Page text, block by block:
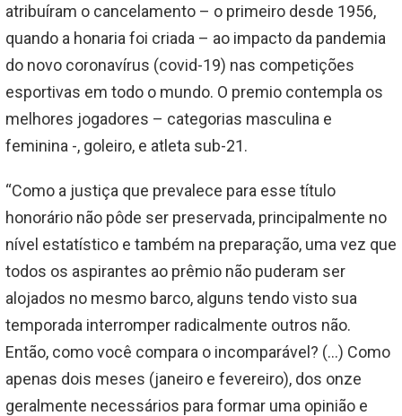
atribuíram o cancelamento – o primeiro desde 1956,
quando a honaria foi criada – ao impacto da pandemia
do novo coronavírus (covid-19) nas competições
esportivas em todo o mundo. O premio contempla os
melhores jogadores – categorias masculina e
feminina -, goleiro, e atleta sub-21.
“Como a justiça que prevalece para esse título
honorário não pôde ser preservada, principalmente no
nível estatístico e também na preparação, uma vez que
todos os aspirantes ao prêmio não puderam ser
alojados no mesmo barco, alguns tendo visto sua
temporada interromper radicalmente outros não.
Então, como você compara o incomparável? (…) Como
apenas dois meses (janeiro e fevereiro), dos onze
geralmente necessários para formar uma opinião e